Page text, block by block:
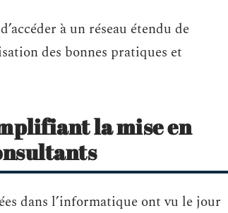
à un réseau étendu de
des bonnes pratiques et
la mise en
dans l’informatique ont vu le jour